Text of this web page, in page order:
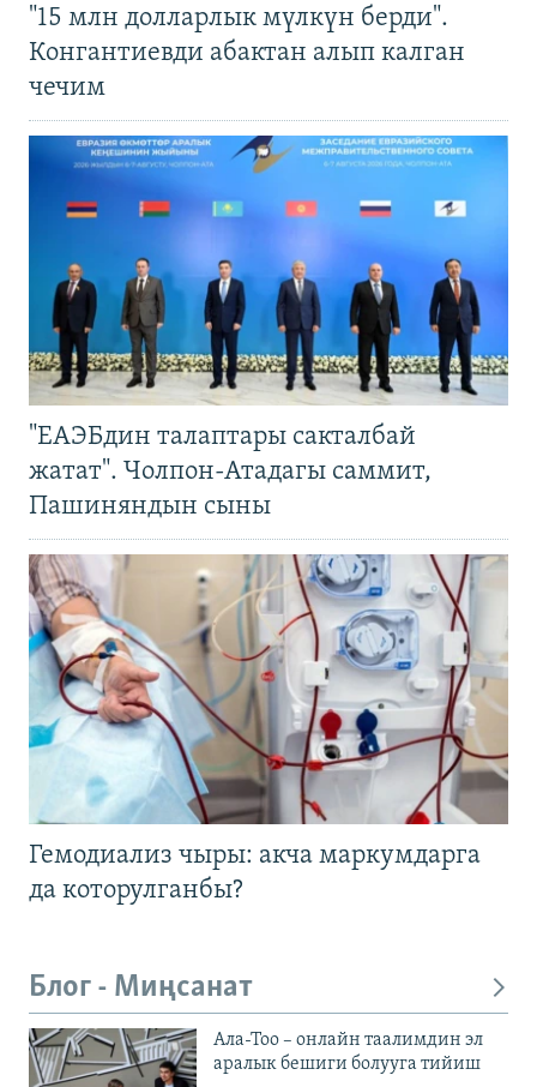
"15 млн долларлык мүлкүн берди".
Конгантиевди абактан алып калган
чечим
"ЕАЭБдин талаптары сакталбай
жатат". Чолпон-Атадагы саммит,
Пашиняндын сыны
Гемодиализ чыры: акча маркумдарга
да которулганбы?
Блог - Миңсанат
Ала-Тоо – онлайн таалимдин эл
аралык бешиги болууга тийиш